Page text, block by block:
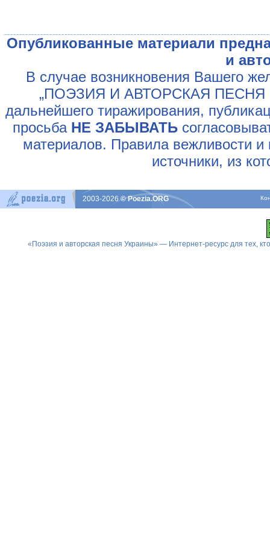
Опубликованные материали
и
В случае возникновения Вашего
„ПОЭЗИЯ И АВТОРСКАЯ ПЕСНЯ
дальнейшего тиражирования,
просьба НЕ ЗАБЫВАТЬ
материалов. Правила вежливости и
источники, из
2003-2026© Poezia.ORG
«Поэзия и авторская песня Украины» — Интернет-ресурс для тех,